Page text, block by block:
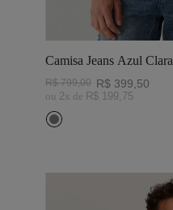
Camisa Jeans Azul Clara
R$ 799,00 R$ 399 50
ou 2x de R$ 199 75